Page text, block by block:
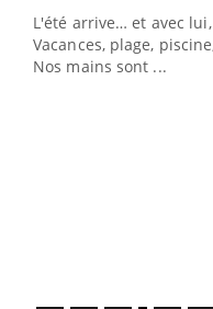
L'été arrive… et avec
Vacances, plage,
Nos mains sont ...